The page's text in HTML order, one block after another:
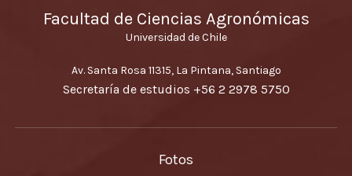
Facultad de Ciencias Agronómicas
Universidad de Chile
Av. Santa Rosa 11315, La Pintana, Santiago
Secretaría de estudios +56 2 2978 5750
Fotos